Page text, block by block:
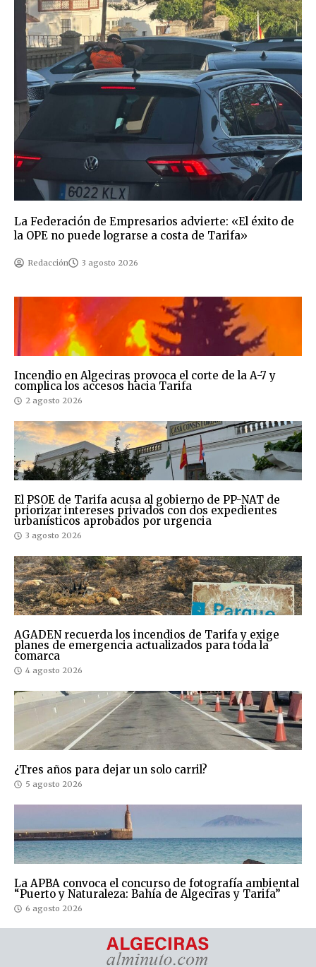
La Federación de Empresarios advierte: «El éxito de
la OPE no puede lograrse a costa de Tarifa»
Redacción 3 agosto 2026
Incendio en Algeciras provoca el corte de la A-7 y
complica los accesos hacia Tarifa
2 agosto 2026
El PSOE de Tarifa acusa al gobierno de PP-NAT de
priorizar intereses privados con dos expedientes
urbanísticos aprobados por urgencia
3 agosto 2026
AGADEN recuerda los incendios de Tarifa y exige
planes de emergencia actualizados para toda la
comarca
4 agosto 2026
¿Tres años para dejar un solo carril?
5 agosto 2026
La APBA convoca el concurso de fotografía ambiental
“Puerto y Naturaleza: Bahía de Algeciras y Tarifa”
6 agosto 2026